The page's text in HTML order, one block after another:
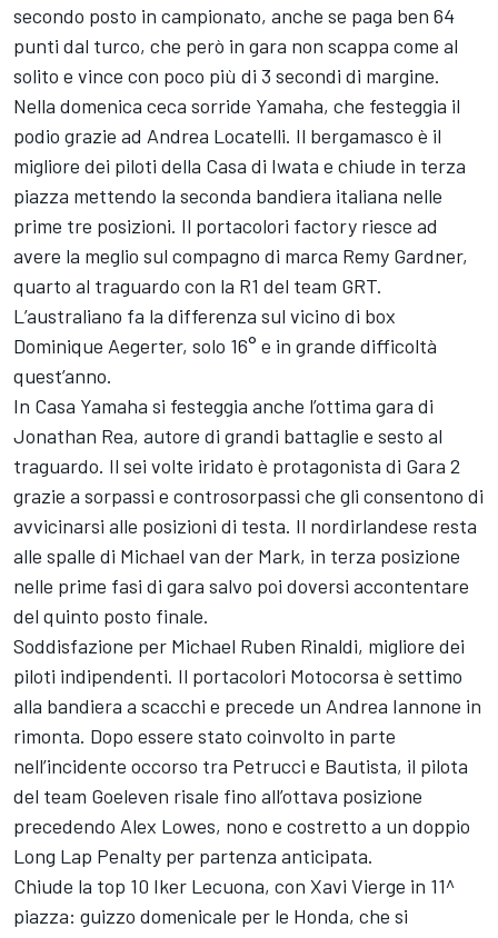
secondo posto in campionato, anche se paga ben 64
punti dal turco, che però in gara non scappa come al
solito e vince con poco più di 3 secondi di margine.
Nella domenica ceca sorride Yamaha, che festeggia il
podio grazie ad Andrea Locatelli. Il bergamasco è il
migliore dei piloti della Casa di Iwata e chiude in terza
piazza mettendo la seconda bandiera italiana nelle
prime tre posizioni. Il portacolori factory riesce ad
avere la meglio sul compagno di marca Remy Gardner,
quarto al traguardo con la R1 del team GRT.
L’australiano fa la differenza sul vicino di box
Dominique Aegerter, solo 16° e in grande difficoltà
quest’anno.
In Casa Yamaha si festeggia anche l’ottima gara di
Jonathan Rea, autore di grandi battaglie e sesto al
traguardo. Il sei volte iridato è protagonista di Gara 2
grazie a sorpassi e controsorpassi che gli consentono di
avvicinarsi alle posizioni di testa. Il nordirlandese resta
alle spalle di Michael van der Mark, in terza posizione
nelle prime fasi di gara salvo poi doversi accontentare
del quinto posto finale.
Soddisfazione per Michael Ruben Rinaldi, migliore dei
piloti indipendenti. Il portacolori Motocorsa è settimo
alla bandiera a scacchi e precede un Andrea Iannone in
rimonta. Dopo essere stato coinvolto in parte
nell’incidente occorso tra Petrucci e Bautista, il pilota
del team Goeleven risale fino all’ottava posizione
precedendo Alex Lowes, nono e costretto a un doppio
Long Lap Penalty per partenza anticipata.
Chiude la top 10 Iker Lecuona, con Xavi Vierge in 11^
piazza: guizzo domenicale per le Honda, che si